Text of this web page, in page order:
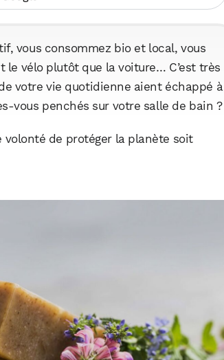
vous consommez bio et local, vous
vélo plutôt que la voiture… C’est très
votre vie quotidienne aient échappé à
vous penchés sur votre salle de bain ?
volonté de protéger la planète soit